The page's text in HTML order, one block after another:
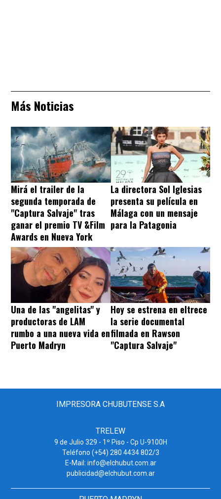
Más Noticias
Mirá el trailer de la
segunda temporada de
"Captura Salvaje" tras
ganar el premio TV &Film
Awards en Nueva York
La directora Sol Iglesias
presenta su película en
Málaga con un mensaje
para la Patagonia
Una de las "angelitas" y
productoras de LAM
rumbo a una nueva vida en
Puerto Madryn
Hoy se estrena en eltrece
la serie documental
filmada en Rawson
"Captura Salvaje"
IMPRESORA CHUBUTENSE S.A
TRELEW
9 de Julio 329 - 1º Piso - Cp U-9100H
Teléfono (+54) 280 4434 802/3
E-Mail: info@elchubut.com.ar
publicidad@elchubut.com.ar